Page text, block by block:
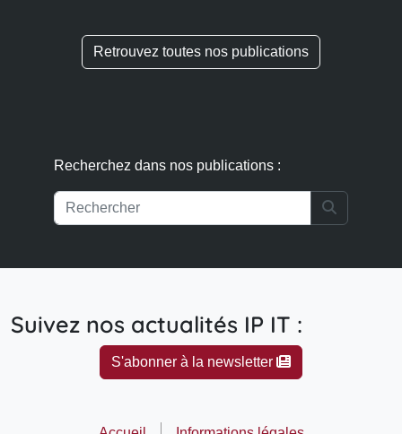
Suivez nos actualités IP IT :
S'abonner à la newsletter
Accueil
Informations légales
© 2026 - Clairmont Novus
Made with❤byBiCizCo